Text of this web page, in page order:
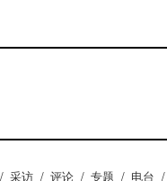
/ 采访 / 评论 / 专题 / 电台 /